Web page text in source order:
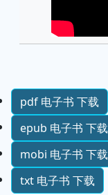
pdf 电子书 下载
epub 电子书 下载
mobi 电子书 下载
txt 电子书 下载